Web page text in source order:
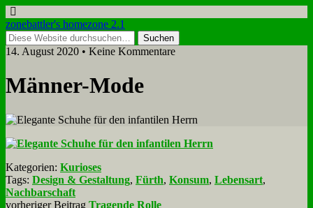
zonebattler's homezone 2.1
14. August 2020 • Keine Kommentare
Män­ner-Mo­de
Kategorien: Kurioses
Tags: Design & Gestaltung, Fürth, Konsum, Lebensart,
Nachbarschaft
vorheriger Beitrag Tragende Rolle